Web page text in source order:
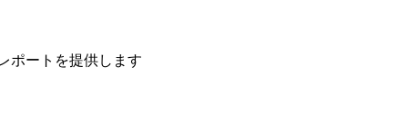
ポートを提供します